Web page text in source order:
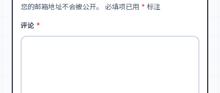
您的邮箱地址不会被公开。 必填项已用 * 标注
评论 *